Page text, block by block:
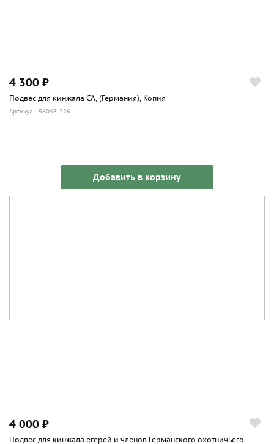
4 300 ₽
Подвес для кинжала СА, (Германия), Копия
Артикул: 56048-226
Добавить в корзину
4 000 ₽
Подвес для кинжала егерей и членов Германского охотничьего